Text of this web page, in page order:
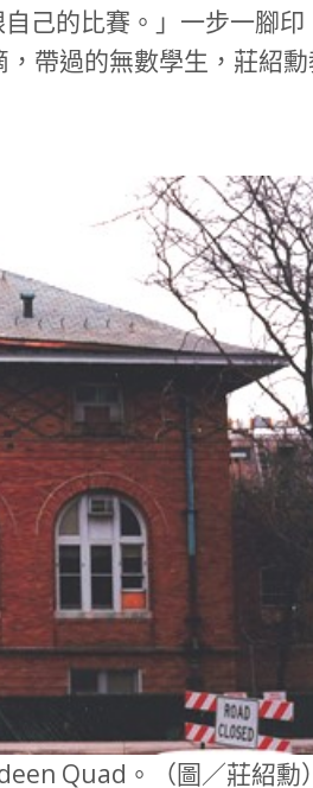
己的比賽。」一步一腳
帶過的無數學生，莊紹
Quad。（圖／莊紹勳）